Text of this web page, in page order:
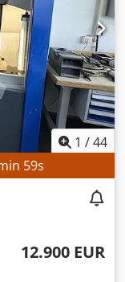
rpm
• Sistem
de până la 800
pentru
• Sistem de
cu aer • Răcire
adânci •
2800 mm • Inclus
1 /44
57s
12.900 EUR